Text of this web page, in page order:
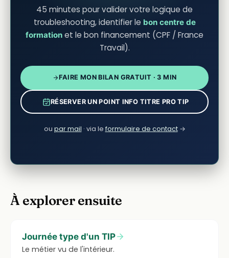
45 minutes pour valider votre logique de
troubleshooting, identifier le bon centre de
formation et le bon financement (CPF / France
Travail).
FAIRE MON BILAN GRATUIT · 3 MIN
RÉSERVER UN POINT INFO TITRE PRO TIP
ou par mail · via le formulaire de contact→
À explorer ensuite
Journée type d'un TIP
Le métier vu de l'intérieur.